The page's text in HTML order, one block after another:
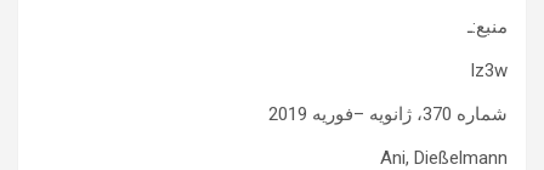
منبع:ـ
Iz3w
شماره 370، ژانویه –فوریه 2019
Ani, Dießelmann